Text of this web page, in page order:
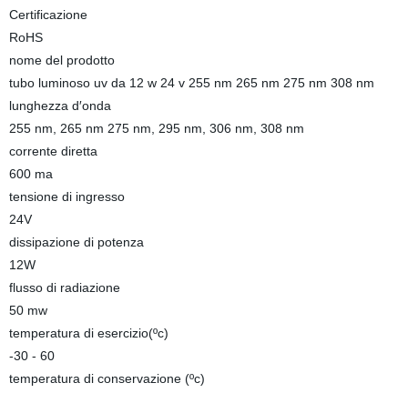
Certificazione
RoHS
nome del prodotto
tubo luminoso uv da 12 w 24 v 255 nm 265 nm 275 nm 308 nm
lunghezza d′onda
255 nm, 265 nm 275 nm, 295 nm, 306 nm, 308 nm
corrente diretta
600 ma
tensione di ingresso
24V
dissipazione di potenza
12W
flusso di radiazione
50 mw
temperatura di esercizio(ºc)
-30 - 60
temperatura di conservazione (ºc)